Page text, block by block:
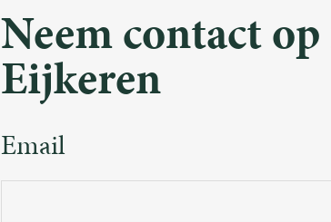
Neem contact
Eijkeren
Email